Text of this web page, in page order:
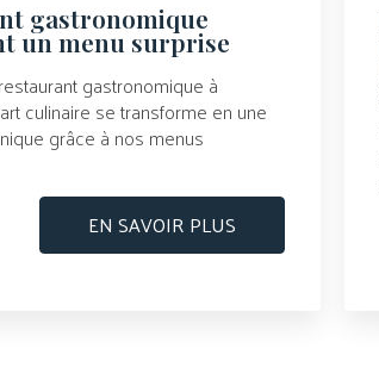
gastronomique
un menu surprise
gastronomique à
culinaire se transforme en une
grâce à nos menus
EN SAVOIR PLUS